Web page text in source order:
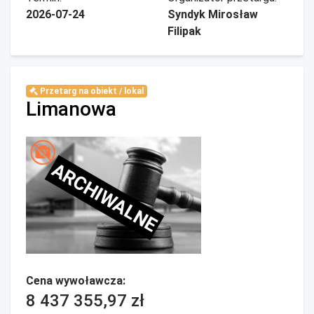
2026-07-24
Syndyk Mirosław
Filipak
Przetarg na obiekt / lokal
Limanowa
ARCHIWALNE
Cena wywoławcza:
8 437 355,97 zł